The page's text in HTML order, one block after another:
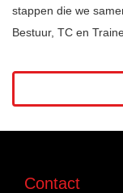
stappen die we
Bestuur, TC en
Contact